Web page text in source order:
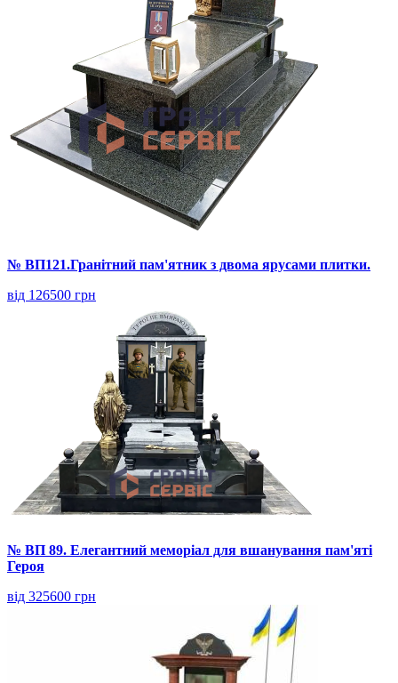
№ ВП121.Гранітний пам'ятник з двома ярусами плитки.
від 126500 грн
№ ВП 89. Елегантний меморіал для вшанування пам'яті
Героя
від 325600 грн